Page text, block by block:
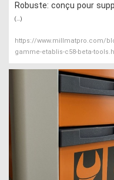
Robuste: conçu pour
(...)
https://www.millmatpro.com/
gamme-etablis-c58-beta-